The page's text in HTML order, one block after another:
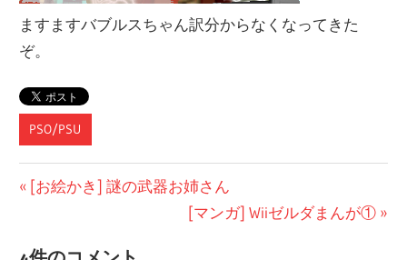
ますますバブルスちゃん訳分からなくなってきた
ぞ。
PSO/PSU
投
前
[お絵かき] 謎の武器お姉さん
次
[マンガ] Wiiゼルダまんが①